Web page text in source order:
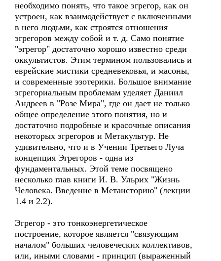
необходимо понять, что такое эгрегор, как он
устроен, как взаимодействует с включенными
в него людьми, как строятся отношения
эгрегоров между собой и т. д. Само понятие
"эгрегор" достаточно хорошо известно среди
оккультистов. Этим термином пользовались и
еврейские мистики средневековья, и масоны,
и современные эзотерики. Большое внимание
эгрегориальным проблемам уделяет Даниил
Андреев в "Розе Мира", где он дает не только
общее определение этого понятия, но и
достаточно подробные и красочные описания
некоторых эгрегоров и Метакультур. Не
удивительно, что и в Учении Третьего Луча
концепция Эгрегоров - одна из
фундаментальных. Этой теме посвящено
несколько глав книги И. В. Ульрих "Жизнь
Человека. Введение в Метаисторию" (лекции
1.4 и 2.2).
Эгрегор - это тонкоэнергетическое
построение, которое является "связующим
началом" больших человеческих коллективов,
или, иными словами - принцип (выраженный